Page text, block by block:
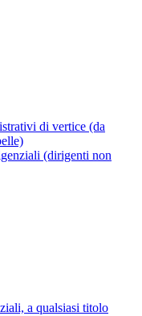
di vertice (da
(dirigenti non
a qualsiasi titolo